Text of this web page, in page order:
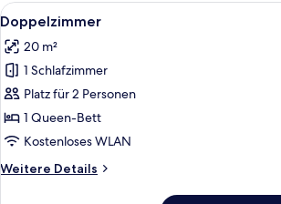
Alle
Fotos
für
Doppelzimmer
anzeigen
Ein
17
Doppelzimmer
20 m²
1 Schlafzimmer
Platz für 2 Personen
1 Queen-Bett
Kostenloses WLAN
Weitere Details
Weitere